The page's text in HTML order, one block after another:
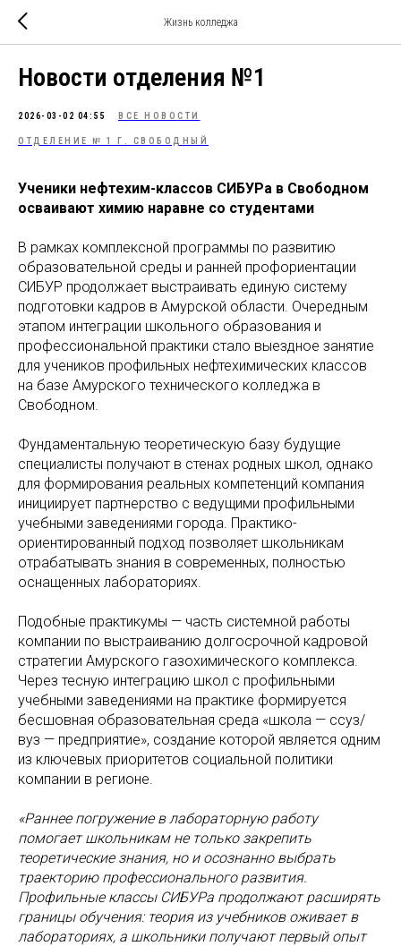
Жизнь колледжа
Новости отделения №1
2026-03-02 04:55 ВСЕ НОВОСТИ
ОТДЕЛЕНИЕ № 1 Г. СВОБОДНЫЙ
Ученики нефтехим-классов СИБУРа в Свободном
осваивают химию наравне со студентами
В рамках комплексной программы по развитию
образовательной среды и ранней профориентации
СИБУР продолжает выстраивать единую систему
подготовки кадров в Амурской области. Очередным
этапом интеграции школьного образования и
профессиональной практики стало выездное занятие
для учеников профильных нефтехимических классов
на базе Амурского технического колледжа в
Свободном.
Фундаментальную теоретическую базу будущие
специалисты получают в стенах родных школ, однако
для формирования реальных компетенций компания
инициирует партнерство с ведущими профильными
учебными заведениями города. Практико-
ориентированный подход позволяет школьникам
отрабатывать знания в современных, полностью
оснащенных лабораториях.
Подобные практикумы — часть системной работы
компании по выстраиванию долгосрочной кадровой
стратегии Амурского газохимического комплекса.
Через тесную интеграцию школ с профильными
учебными заведениями на практике формируется
бесшовная образовательная среда «школа — ссуз/
вуз — предприятие», создание которой является одним
из ключевых приоритетов социальной политики
компании в регионе.
«Раннее погружение в лабораторную работу
помогает школьникам не только закрепить
теоретические знания, но и осознанно выбрать
траекторию профессионального развития.
Профильные классы СИБУРа продолжают расширять
границы обучения: теория из учебников оживает в
лабораториях, а школьники получают первый опыт